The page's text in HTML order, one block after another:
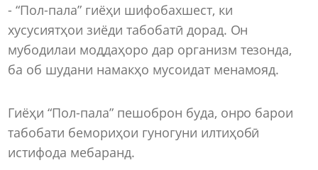
- “Пол-пала” гиёҳи шифобахшест, ки
хусусиятҳои зиёди табобатӣ дорад. Он
мубодилаи моддаҳоро дар организм тезонда,
ба об шудани намакҳо мусоидат менамояд.
Гиёҳи “Пол-пала” пешоброн буда, онро барои
табобати бемориҳои гуногуни илтиҳобӣ
истифода мебаранд.